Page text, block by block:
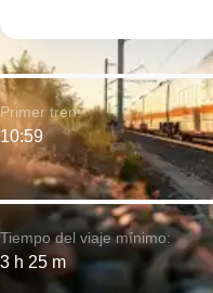
Tiempo del viaje mínimo:
3 h 25 m
Primer tren:
10:59